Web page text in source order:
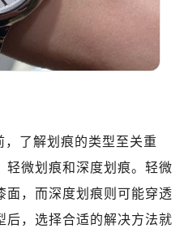
了解划痕的类型至关重
轻微划痕和深度划痕。轻微
面，而深度划痕则可能穿透
后，选择合适的解决方法就